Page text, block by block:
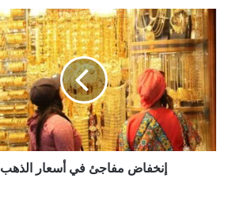
إنخفاض
مفاجئ
في
أسعار
الذهب
إنخفاض مفاجئ في أسعار الذهب